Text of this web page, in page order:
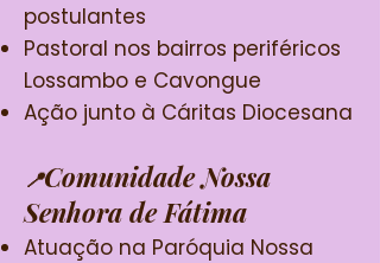
postulantes
Pastoral nos bairros periféricos
Lossambo e Cavongue
Ação junto à Cáritas Diocesana
📍Comunidade Nossa
Senhora de Fátima
Atuação na Paróquia Nossa